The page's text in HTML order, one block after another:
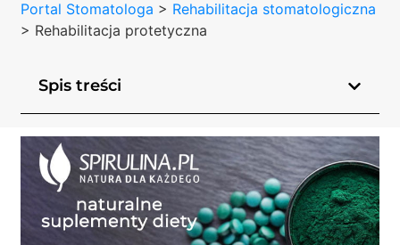
Portal Stomatologa > Rehabilitacja stomatologiczna
> Rehabilitacja protetyczna
Spis treści